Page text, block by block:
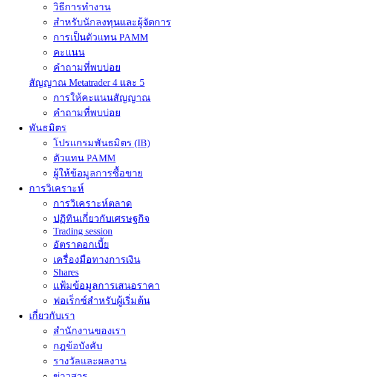
วิธีการทำงาน
สำหรับนักลงทุนและผู้จัดการ
การเป็นตัวแทน PAMM
คะแนน
คำถามที่พบบ่อย
สัญญาณ Metatrader 4 และ 5
การให้คะแนนสัญญาณ
คำถามที่พบบ่อย
พันธมิตร
โปรแกรมพันธมิตร (IB)
ตัวแทน PAMM
ผู้ให้ข้อมูลการซื้อขาย
การวิเคราะห์
การวิเคราะห์ตลาด
ปฏิทินเกี่ยวกับเศรษฐกิจ
Trading session
อัตราดอกเบี้ย
เครื่องมือทางการเงิน
Shares
แฟ้มข้อมูลการเสนอราคา
ฟอเร็กซ์สำหรับผู้เริ่มต้น
เกี่ยวกับเรา
สำนักงานของเรา
กฎข้อบังคับ
รางวัลและผลงาน